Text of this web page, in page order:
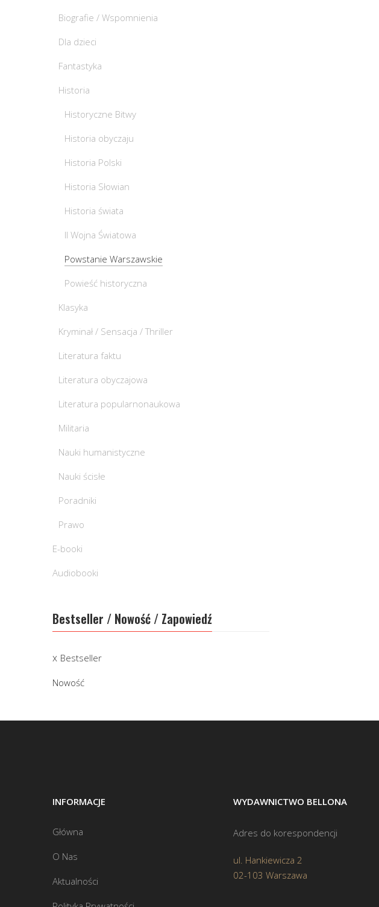
Biografie / Wspomnienia
Dla dzieci
Fantastyka
Historia
Historyczne Bitwy
Historia obyczaju
Historia Polski
Historia Słowian
Historia świata
II Wojna Światowa
Powstanie Warszawskie
Powieść historyczna
Klasyka
Kryminał / Sensacja / Thriller
Literatura faktu
Literatura obyczajowa
Literatura popularnonaukowa
Militaria
Nauki humanistyczne
Nauki ścisłe
Poradniki
Prawo
E-booki
Audiobooki
Bestseller / Nowość / Zapowiedź
Bestseller
Nowość
INFORMACJE
Główna
O Nas
Aktualności
WYDAWNICTWO BELLONA
Adres do korespondencji
ul. Hankiewicza 2
02-103 Warszawa